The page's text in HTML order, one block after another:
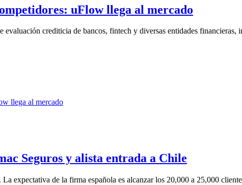
uFlow llega al mercado
crediticia de bancos, fintech y diversas entidades financieras,
Seguros y alista entrada a Chile
expectativa de la firma española es alcanzar los 20,000 a 25,000